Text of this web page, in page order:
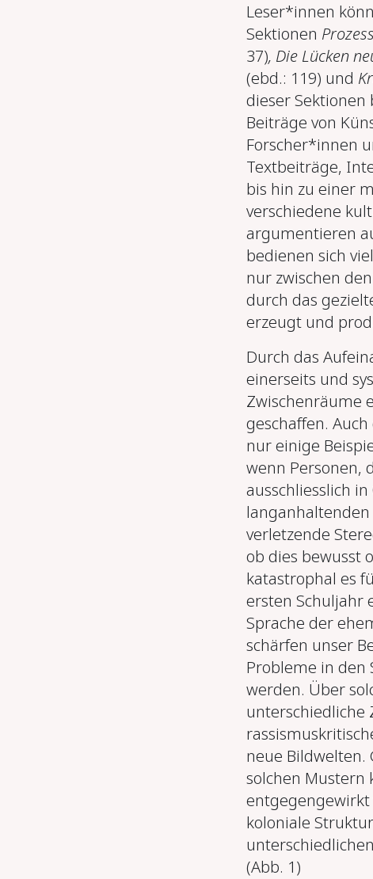
Leser*innen
Sektionen
37), Die Lücken
(ebd.: 119) und
dieser
Beiträge von
Forscher*innen
Textbeiträge,
bis hin zu einer
verschiedene
argumentieren
bedienen sich
nur zwischen
durch das
erzeugt und
Durch das
einerseits und
Zwischenräume
geschaffen.
nur einige
wenn Personen,
ausschliesslich
langanhaltenden
verletzende
ob dies bewusst
katastrophal es
ersten Schuljahr
Sprache der
schärfen unser
Probleme in den
werden. Über
unterschiedliche
neue Bildwelten.
solchen Mustern
koloniale
(Abb. 1)